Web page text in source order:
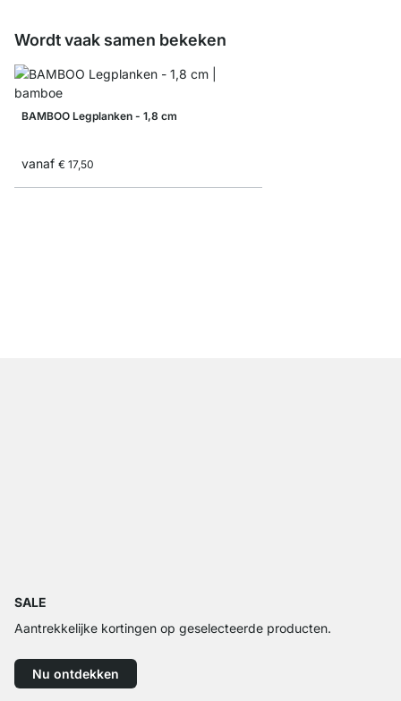
Wordt vaak samen bekeken
BAMBOO Legplanken - 1,8 cm
vanaf € 17,50
SALE
Aantrekkelijke kortingen op geselecteerde producten.
Nu ontdekken